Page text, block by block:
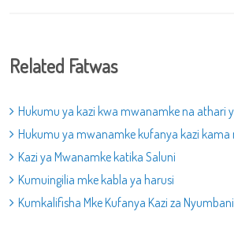
Related Fatwas
Hukumu ya kazi kwa mwanamke na athari
Hukumu ya mwanamke kufanya kazi kama
Kazi ya Mwanamke katika Saluni
Kumuingilia mke kabla ya harusi
Kumkalifisha Mke Kufanya Kazi za Nyumbani